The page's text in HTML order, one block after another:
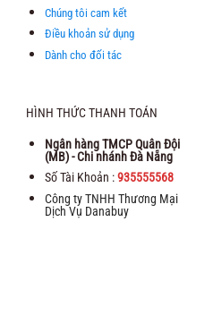
Chúng tôi cam kết
Điều khoản sử dụng
Dành cho đối tác
HÌNH THỨC THANH TOÁN
Ngân hàng TMCP Quân Đội
(MB) - Chi nhánh Đà Nẵng
Số Tài Khoản :935555568
Công ty TNHH Thương Mại
Dịch Vụ Danabuy